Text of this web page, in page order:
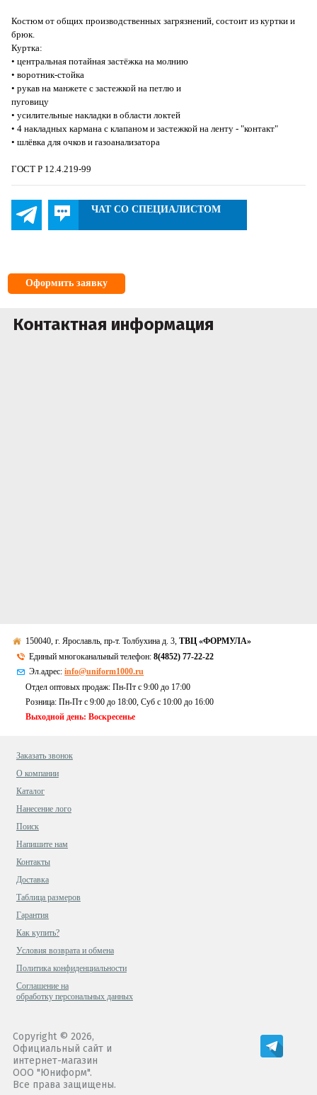
Костюм от общих производственных загрязнений, состоит из куртки и
брюк.
Куртка:
• центральная потайная застёжка на молнию
• воротник-стойка
• рукав на манжете с застежкой на петлю и
пуговицу
• усилительные накладки в области локтей
• 4 накладных кармана с клапаном и застежкой на ленту - "контакт"
• шлёвка для очков и газоанализатора
ГОСТ Р 12.4.219-99
ЧАТ СО СПЕЦИАЛИСТОМ
Оформить заявку
Контактная информация
150040, г. Ярославль, пр-т. Толбухина д. 3,ТВЦ «ФОРМУЛА»
Единый многоканальный телефон:8(4852) 77-22-22
Эл.адрес:info@uniform1000.ru
Отдел оптовых продаж: Пн-Пт с 9:00 до 17:00
Розница: Пн-Пт с 9:00 до 18:00, Суб c 10:00 до 16:00
Выходной день: Воскресенье
Заказать звонок
О компании
Каталог
Нанесение лого
Поиск
Напишите нам
Контакты
Доставка
Таблица размеров
Гарантия
Как купить?
Условия возврата и обмена
Политика конфиденциальности
Cоглашение на
обработку персональных данных
Copyright © 2026,
Официальный сайт и
интернет-магазин
ООО "Юниформ".
Все права защищены.